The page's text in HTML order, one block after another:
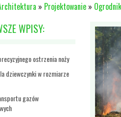
» Projektowanie »
WPISY:
ostrzenia noży
dziewczynki w rozmiarze
gazów